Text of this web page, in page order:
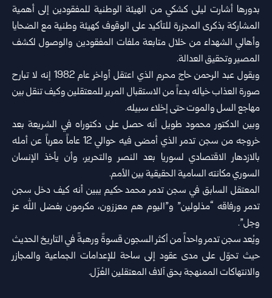
بدورها أشارت ليلى كشكي من الهيئة الوطنية للمفقودين إلى أهمية
المشاركة بذكرى المجزرة للتأكيد على الوقوف كهيئة وطنية مع الضحايا
وأهالي الشهداء من خلال متابعة ملفات المفقودين والوصول لكشف
المصير وتحقيق العدالة.
ويقول عبد الرحمن حاج محرم الذي اعتقل أواخر عام 1982 إنه لا تبارح
صورة العذاب خياله بدءاً من الاستقبال المرير للمعتقلين وكيف تنقل بين
مهاجع السل والموت حتى إخلاء سبيله.
وبين الدكتور محمود طويل أنه حصل على دكتوراه في الشريعة بعد
خروجه من سجن تدمر الذي أمضى فيه حوالي 12 عاماً معرباً عن أمله
بالازدهار الاقتصادي لسوريا بعد النصر والتحرير، وأن يأخذ الإنسان
السوري مكانته السامية الحقيقية بين الأمم.
المعتقل السابق في سجن تدمر محمد حكيم يبين أنه كيف دخل سجن
تدمر ورفاقه “مذلولين” و”اليوم هم معززون، مكرمون بفضل الله عز
وجل”.
ويُعد سجن تدمر واحداً من أكثر السجون قسوةً ورهبةً في التاريخ الحديث
حيث تحوّل على مدى عقود إلى ساحة للإعدامات الجماعية والمجازر
والانتهاكات الممنهجة بحق آلاف المعتقلين العُزّل.